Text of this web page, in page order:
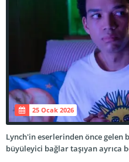
25 Ocak 2026
Lynch'in eserlerinden önce gelen
büyüleyici bağlar taşıyan ayrıca